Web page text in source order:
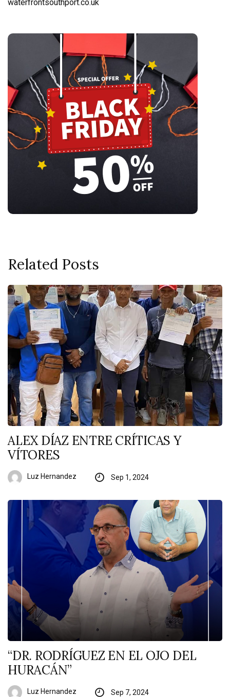
waterfrontsouthport.co.uk
Related Posts
ALEX DÍAZ ENTRE CRÍTICAS Y
VÍTORES
Luz Hernandez Sep 1, 2024
“DR. RODRÍGUEZ EN EL OJO DEL
HURACÁN”
Luz Hernandez Sep 7, 2024